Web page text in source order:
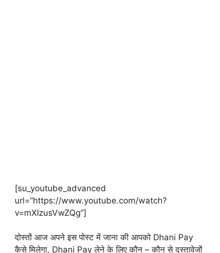
[su_youtube_advanced
url=”https://www.youtube.com/watch?
v=mXIzusVwZQg”]
दोस्तों आज अपने इस पोस्ट में जाना की आपको Dhani Pay
कैसे मिलेगा, Dhani Pay लेने के लिए कौन – कौन से दस्तावेजों